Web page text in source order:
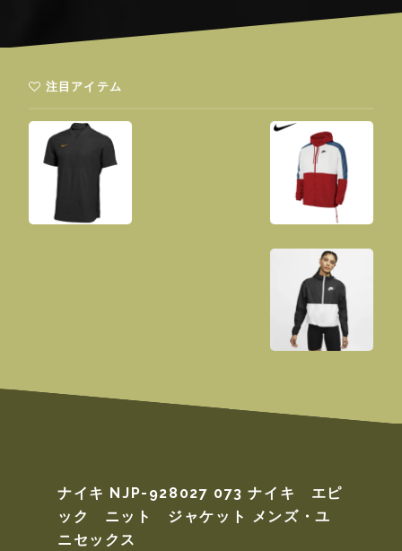
注目アイテム
ナイキ NJP-928027 073 ナイキ エピ
ック ニット ジャケット メンズ・ユ
ニセックス